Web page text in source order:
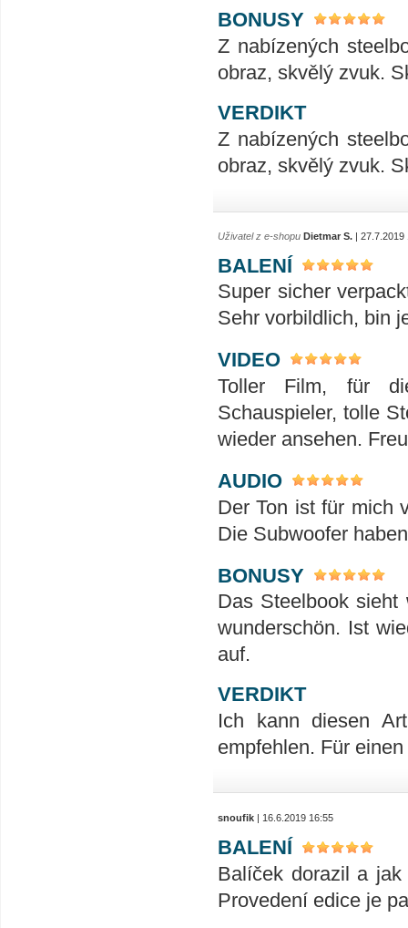
BONUSY
Z nabízených
obraz, skvělý zvuk.
VERDIKT
Z nabízených
obraz, skvělý zvuk.
Uživatel z e-shopu Dietmar S. | 27.7.2019
BALENÍ
Super sicher
Sehr vorbildlich, bin
VIDEO
Toller Film, für
Schauspieler, tolle
wieder ansehen.
AUDIO
Der Ton ist für mich
Die Subwoofer
BONUSY
Das Steelbook
wunderschön. Ist
auf.
VERDIKT
Ich kann diesen
empfehlen. Für
snoufik | 16.6.2019 16:55
BALENÍ
Balíček dorazil a
Provedení edice je